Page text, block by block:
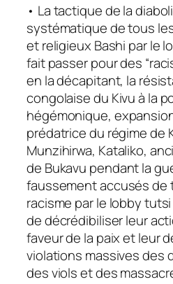
• La tactique de la
systématique de tous
et religieux Bashi par le
fait passer pour des
en la décapitant, la
congolaise du Kivu à la
hégémonique,
prédatrice du régime de
Munzihirwa, Kataliko,
de Bukavu pendant la
faussement accusés de
racisme par le lobby
de décrédibiliser leur
faveur de la paix et leur
violations massives des
des viols et des